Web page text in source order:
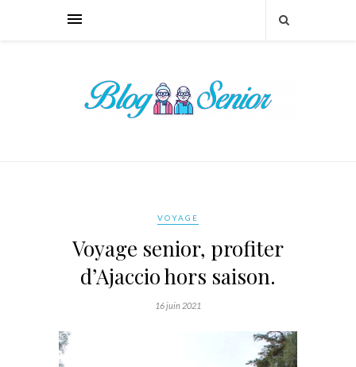
VOYAGE
Voyage senior, profiter
d’Ajaccio hors saison.
16 juin 2021